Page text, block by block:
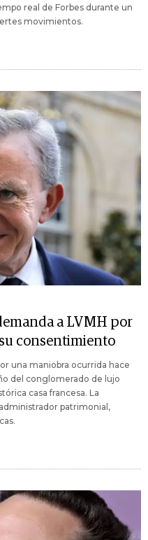
real de Forbes durante un
movimientos.
a LVMH por
consentimiento
una maniobra ocurrida hace
del conglomerado de lujo
casa francesa. La
patrimonial,